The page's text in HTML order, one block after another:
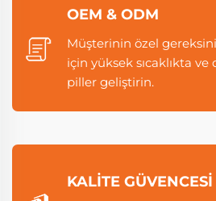
OEM & ODM
Müşterinin özel
için yüksek sıcaklıkta ve
piller geliştirin.
KALITE GÜVENCESI